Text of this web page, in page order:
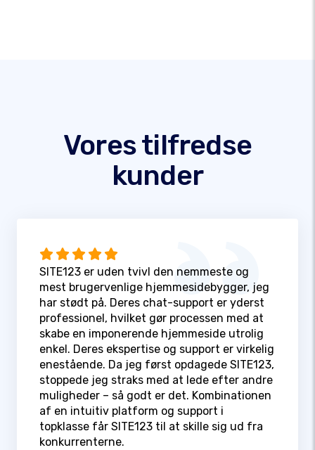
Vores tilfredse
kunder
SITE123 er uden tvivl den nemmeste og
mest brugervenlige hjemmesidebygger, jeg
har stødt på. Deres chat-support er yderst
professionel, hvilket gør processen med at
skabe en imponerende hjemmeside utrolig
enkel. Deres ekspertise og support er virkelig
enestående. Da jeg først opdagede SITE123,
stoppede jeg straks med at lede efter andre
muligheder – så godt er det. Kombinationen
af en intuitiv platform og support i
topklasse får SITE123 til at skille sig ud fra
konkurrenterne.